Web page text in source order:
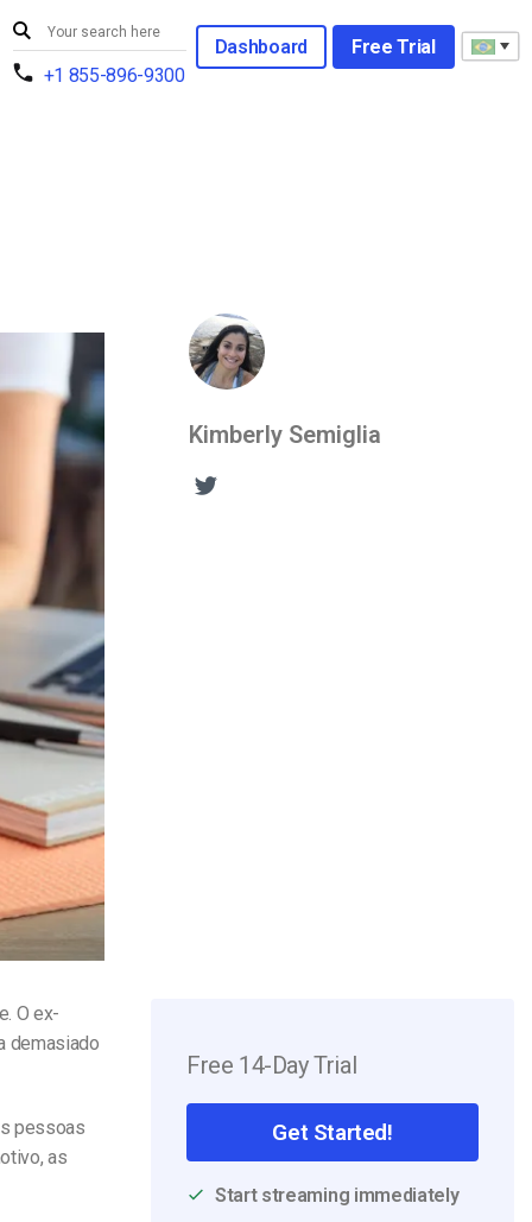
+1 855-896-9300
Dashboard Free Trial
Kimberly Semiglia
O ex-
demasiado
pessoas
as
Free 14-Day Trial
Get Started!
Start streaming immediately